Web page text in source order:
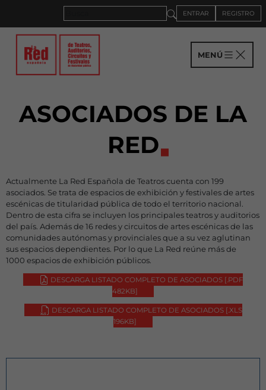
ENTRAR REGISTRO
MENÚ
ASOCIADOS DE LA
RED
Actualmente La Red Española de Teatros cuenta con 199
asociados. Se trata de espacios de exhibición y festivales de artes
escénicas de titularidad pública de todo el territorio nacional.
Dentro de esta cifra se incluyen los principales teatros y auditorios
del país. Además de 16 redes y circuitos de artes escénicas de las
comunidades autónomas y provinciales que a su vez aglutinan
sus espacios dependientes. Por lo que La Red reúne más de
1000 espacios de exhibición públicos.
DESCARGA LISTADO COMPLETO DE ASOCIADOS [.PDF
482KB]
DESCARGA LISTADO COMPLETO DE ASOCIADOS [.XLS
196KB]